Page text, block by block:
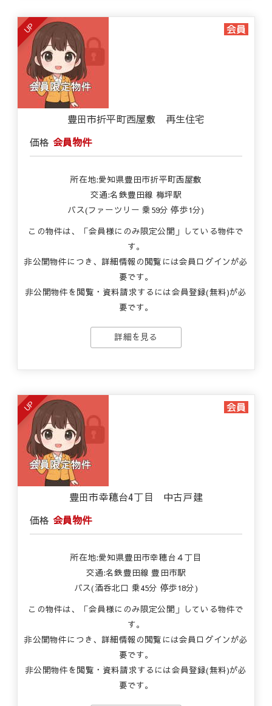
UP
豊田市折平町西屋敷 再生住宅
価格 会員物件
所在地:愛知県豊田市折平町西屋敷
交通:名鉄豊田線 梅坪駅
バス(ファーツリー 乗59分 停歩1分)
この物件は、「会員様にのみ限定公開」している物件で
す。
非公開物件につき、詳細情報の閲覧には会員ログインが必
要です。
非公開物件を閲覧・資料請求するには会員登録(無料)が必
要です。
詳細を見る
UP
豊田市幸穂台4丁目 中古戸建
価格 会員物件
所在地:愛知県豊田市幸穂台４丁目
交通:名鉄豊田線 豊田市駅
バス(酒呑北口 乗45分 停歩18分)
この物件は、「会員様にのみ限定公開」している物件で
す。
非公開物件につき、詳細情報の閲覧には会員ログインが必
要です。
非公開物件を閲覧・資料請求するには会員登録(無料)が必
要です。